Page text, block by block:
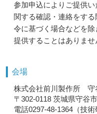
参加申込によりご提供
関する確認・連絡をす
令に基づく場合などを除
提供することはありませ
会場
株式会社前川製作所 守
〒302-0118 茨城県守谷
電話0297-48-1364（技術